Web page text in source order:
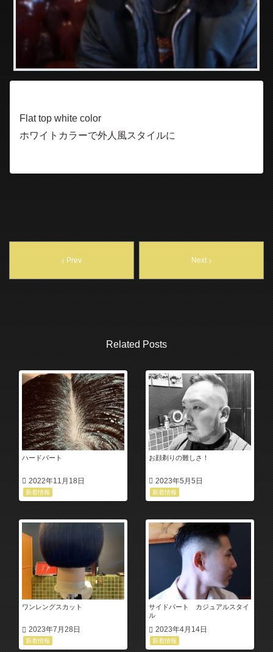
Flat top white color
ホワイトカラーで外人風スタイルに
Prev Next
Related Posts
ハードパート
2022年11月18日
新着情報
お顔剃りの難しさ！
2023年5月5日
新着情報
ワンレングスカット
2023年7月28日
新着情報
サイドパート カジュアルスタイ
ル
2023年4月14日
新着情報